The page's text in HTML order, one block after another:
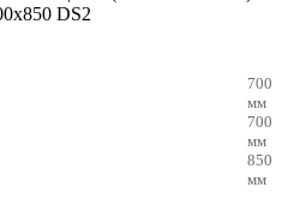
700
мм
700
мм
850
мм